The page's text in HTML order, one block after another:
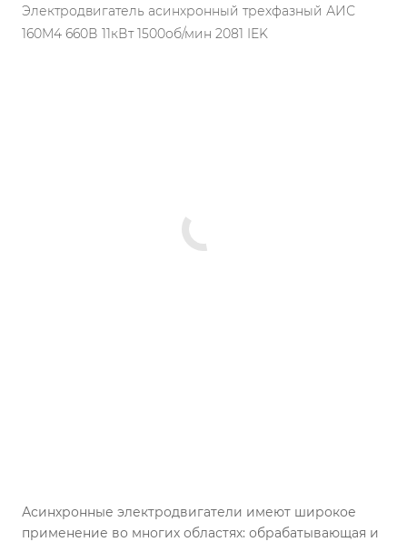
Электродвигатель асинхронный трехфазный АИС
160M4 660В 11кВт 1500об/мин 2081 IEK
Асинхронные электродвигатели имеют широкое
применение во многих областях: обрабатывающая и